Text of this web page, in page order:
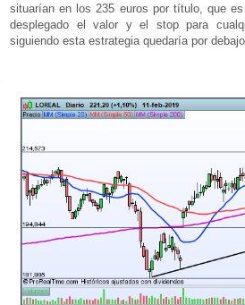
situarían en los 235 euros por título, que
desplegado el valor y el stop para
siguiendo esta estrategia quedaría por